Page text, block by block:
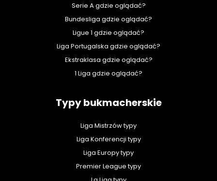
Serie A gdzie oglądać?
Bundesliga gdzie oglądać?
Ligue 1 gdzie oglądać?
Liga Portugalska gdzie oglądać?
Ekstraklasa gdzie oglądać?
1 Liga gdzie oglądać?
Typy bukmacherskie
Liga Mistrzów typy
Liga Konferencji typy
Liga Europy typy
Premier League typy